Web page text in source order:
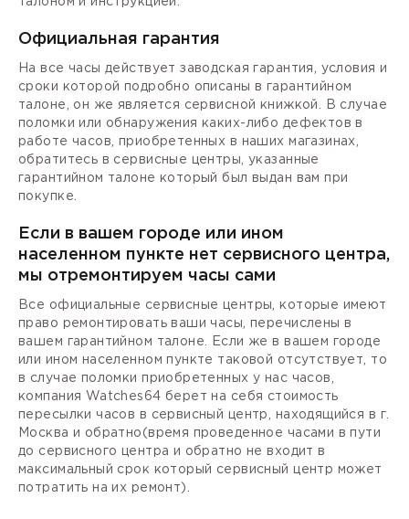
Официальная гарантия
На все часы действует заводская гарантия, условия и
сроки которой подробно описаны в гарантийном
талоне, он же является сервисной книжкой. В случае
поломки или обнаружения каких-либо дефектов в
работе часов, приобретенных в наших магазинах,
обратитесь в сервисные центры, указанные
гарантийном талоне который был выдан вам при
покупке.
Если в вашем городе или ином
населенном пункте нет сервисного центра,
мы отремонтируем часы сами
Все официальные сервисные центры, которые имеют
право ремонтировать ваши часы, перечислены в
вашем гарантийном талоне. Если же в вашем городе
или ином населенном пункте таковой отсутствует, то
в случае поломки приобретенных у нас часов,
компания Watches64 берет на себя стоимость
пересылки часов в сервисный центр, находящийся в г.
Москва и обратно(время проведенное часами в пути
до сервисного центра и обратно не входит в
максимальный срок который сервисный центр может
потратить на их ремонт).